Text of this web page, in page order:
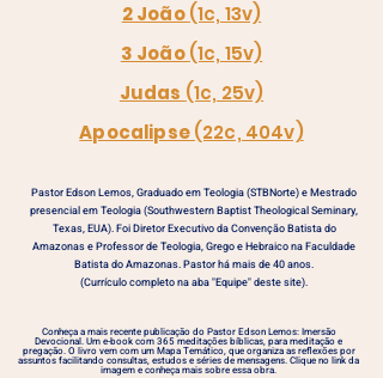
2 João(1c, 13v)
3 João(1c, 15v)
Judas (1c, 25v)
Apocalipse(22c, 404v)
Pastor Edson Lemos, Graduado em Teologia (STBNorte) e Mestrado
presencial em Teologia (Southwestern Baptist Theological Seminary,
Texas, EUA). Foi Diretor Executivo da Convenção Batista do
Amazonas e Professor de Teologia, Grego e Hebraico na Faculdade
Batista do Amazonas. Pastor há mais de 40 anos.
(Currículocompletona aba "Equipe" deste site).
Conheça a mais recente publicação do Pastor Edson Lemos: Imersão
Devocional. Um e-book com 365 meditações bíblicas, para meditação e
pregação. O livro vem com um Mapa Temático, que organiza as reflexões por
assuntos facilitando consultas, estudos e séries de mensagens.Clique no link da
imagem e conheça mais sobre essa obra.